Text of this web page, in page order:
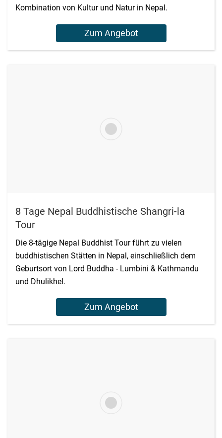
Kombination von Kultur und Natur in Nepal.
Zum Angebot
8 Tage Nepal Buddhistische Shangri-la
Tour
Die 8-tägige Nepal Buddhist Tour führt zu vielen
buddhistischen Stätten in Nepal, einschließlich dem
Geburtsort von Lord Buddha - Lumbini & Kathmandu
und Dhulikhel.
Zum Angebot